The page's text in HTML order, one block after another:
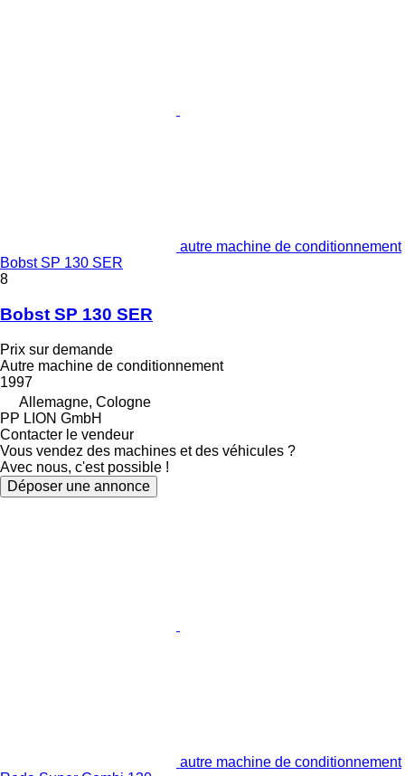
autre machine de conditionnement
Bobst SP 130 SER
8
Bobst SP 130 SER
Prix sur demande
Autre machine de conditionnement
1997
Allemagne, Cologne
PP LION GmbH
Contacter le vendeur
Vous vendez des machines et des véhicules ?
Avec nous, c'est possible !
Déposer une annonce
autre machine de conditionnement